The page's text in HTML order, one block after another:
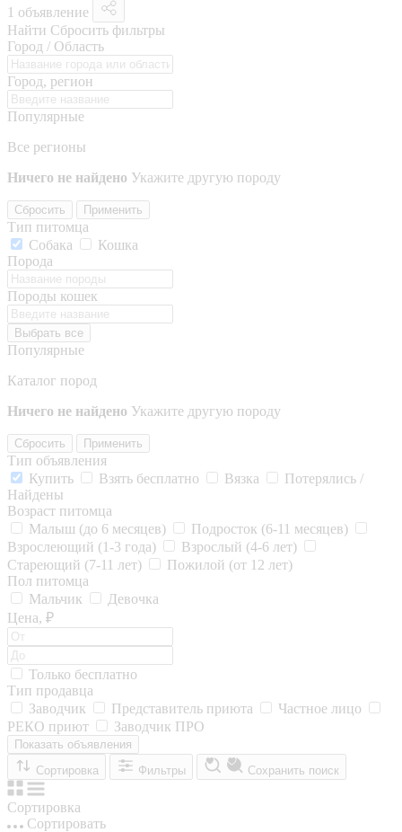
1 объявление
Найти Сбросить фильтры
Город / Область
Город, регион
Популярные
Все регионы
Ничего не найдено Укажите другую породу
Сбросить Применить
Тип питомца
Собака
Кошка
Порода
Породы кошек
Выбрать все
Популярные
Каталог пород
Ничего не найдено Укажите другую породу
Сбросить Применить
Тип объявления
Купить
Взять бесплатно Вязка
Потерялись /
Найдены
Возраст питомца
Малыш (до 6 месяцев)
Подросток (6-11 месяцев)
Взрослеющий (1-3 года)
Взрослый (4-6 лет)
Стареющий (7-11 лет)
Пожилой (от 12 лет)
Пол питомца
Мальчик
Девочка
Цена, ₽
Только бесплатно
Тип продавца
Заводчик
Представитель приюта
Частное лицо
РЕКО приют
Заводчик ПРО
Показать объявления
Сортировка
Фильтры Сохранить поиск
Сортировка
Сортировать